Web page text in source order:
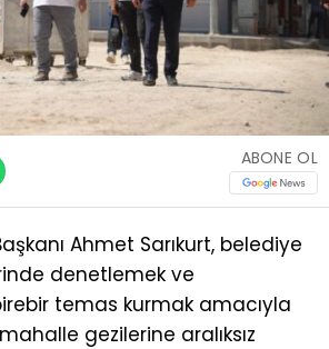
ABONE OL
Ahmet Sarıkurt, belediye
denetlemek ve
temas kurmak amacıyla
gezilerine aralıksız